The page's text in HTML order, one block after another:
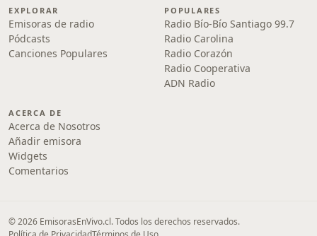
EXPLORAR
Emisoras de radio
Pódcasts
Canciones Populares
POPULARES
Radio Bío-Bío Santiago 99.7
Radio Carolina
Radio Corazón
Radio Cooperativa
ADN Radio
ACERCA DE
Acerca de Nosotros
Añadir emisora
Widgets
Comentarios
© 2026 EmisorasEnVivo.cl. Todos los derechos reservados.